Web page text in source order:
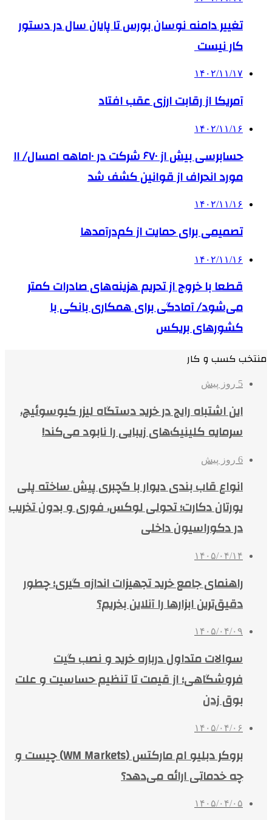
تغییر دامنه نوسان بورس تا پایان سال در دستور
کار نیست
۱۴۰۲/۱۱/۱۷
آمریکا از رقابت ارزی عقب افتاد
۱۴۰۲/۱۱/۱۶
حسابرسی بیش از ۶۷۰ شرکت در ۱۰ماهه امسال/ ۱۱
مورد انحراف از قوانین کشف شد
۱۴۰۲/۱۱/۱۶
تصمیمی برای حمایت از کم‌درآمدها
۱۴۰۲/۱۱/۱۶
قطعا با خروج از تحریم هزینه‌های صادرات کمتر
می‌شود/ آمادگی برای همکاری بانکی با
کشورهای بریکس
منتخب کسب و کار
5 روز پیش
این اشتباه رایج در خرید دستگاه لیزر کیوسوئیچ،
سرمایه کلینیک‌های زیبایی را نابود می‌کند!
6 روز پیش
انواع قاب بندی دیوار با گچبری پیش ساخته پلی
یورتان دکارت؛ تحولی لوکس، فوری و بدون تخریب
در دکوراسیون داخلی
۱۴۰۵/۰۴/۱۴
راهنمای جامع خرید تجهیزات اندازه گیری؛ چطور
دقیق‌ترین ابزارها را آنلاین بخریم؟
۱۴۰۵/۰۴/۰۹
سوالات متداول درباره خرید و نصب گیت
فروشگاهی؛ از قیمت تا تنظیم حساسیت و علت
بوق زدن
۱۴۰۵/۰۴/۰۶
بروکر دبلیو ام مارکتس (WM Markets) چیست و
چه خدماتی ارائه می‌دهد؟
۱۴۰۵/۰۴/۰۵